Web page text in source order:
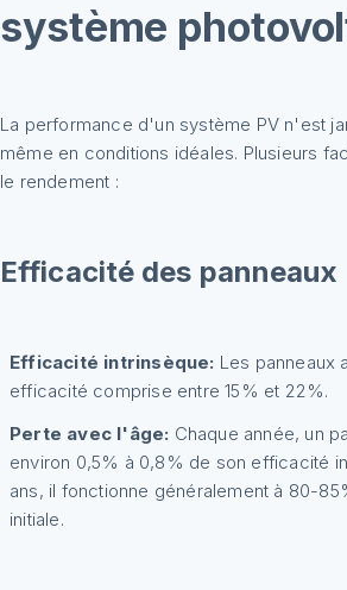
système
La performance d'un système PV n'est
même en conditions idéales. Plusieurs
le rendement :
Efficacité des panneaux
Efficacité intrinsèque: Les panneaux
efficacité comprise entre 15% et 22%.
Perte avec l'âge: Chaque année, un
environ 0,5% à 0,8% de son efficacité
ans, il fonctionne généralement à 80-
initiale.